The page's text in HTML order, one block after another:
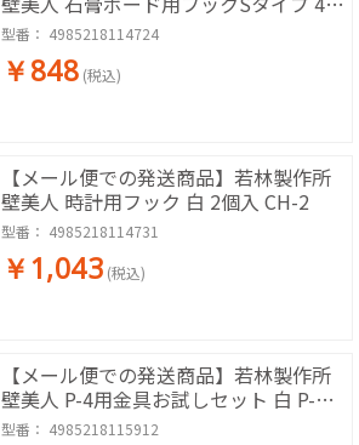
入 F-S1
型番： 4985218114724
￥848 (税込)
【メール便での発送商品】若林製作所
壁美人 時計用フック 白 2個入 CH-2
型番： 4985218114731
￥1,043 (税込)
【メール便での発送商品】若林製作所
壁美人 P-4用金具お試しセット 白 P-
4Shw-1
型番： 4985218115912